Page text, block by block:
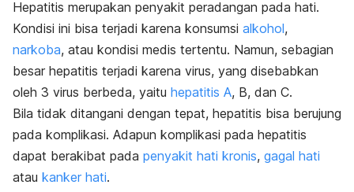
Hepatitis merupakan penyakit peradangan pada hati.
Kondisi ini bisa terjadi karena konsumsi alkohol,
narkoba, atau kondisi medis tertentu. Namun, sebagian
besar hepatitis terjadi karena virus, yang disebabkan
oleh 3 virus berbeda, yaitu hepatitis A, B, dan C.
Bila tidak ditangani dengan tepat, hepatitis bisa berujung
pada komplikasi. Adapun komplikasi pada hepatitis
dapat berakibat pada penyakit hati kronis, gagal hati
atau kanker hati.